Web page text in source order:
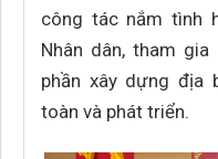
công tác nắm tình
Nhân dân, tham
phần xây dựng địa
toàn và phát triển.